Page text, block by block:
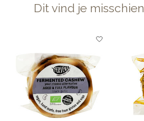
Dit vind je
Items van productcarrousel